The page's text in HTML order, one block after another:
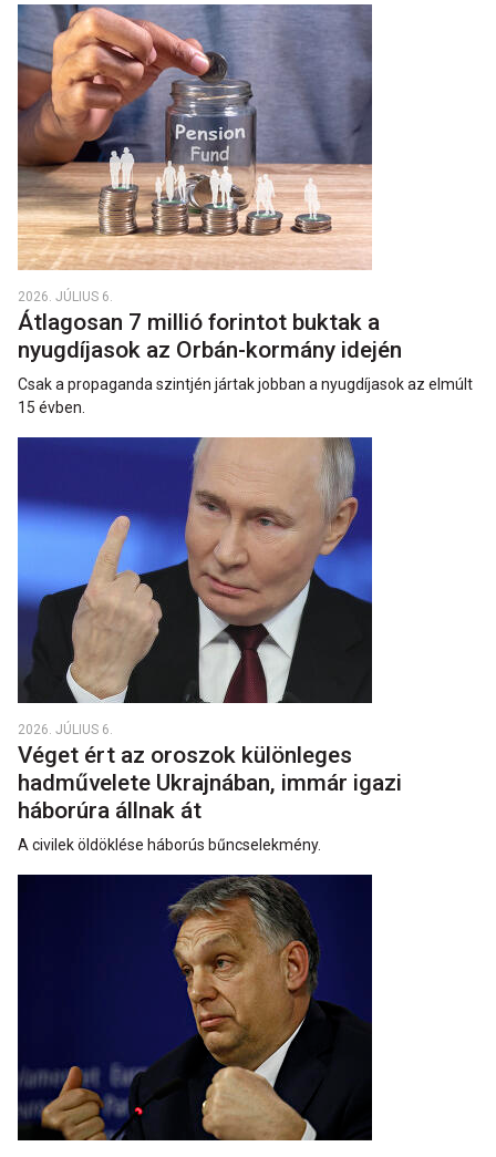
2026. JÚLIUS 6.
Átlagosan 7 millió forintot buktak a
nyugdíjasok az Orbán-kormány idején
Csak a propaganda szintjén jártak jobban a nyugdíjasok az elmúlt
15 évben.
2026. JÚLIUS 6.
Véget ért az oroszok különleges
hadművelete Ukrajnában, immár igazi
háborúra állnak át
A civilek öldöklése háborús bűncselekmény.